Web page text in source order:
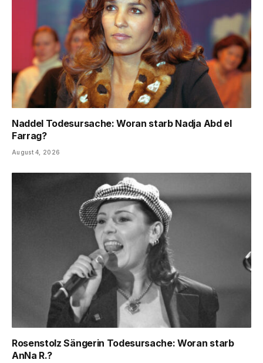
Naddel Todesursache: Woran starb Nadja Abd el
Farrag?
August 4, 2026
Rosenstolz Sängerin Todesursache: Woran starb
AnNa R.?